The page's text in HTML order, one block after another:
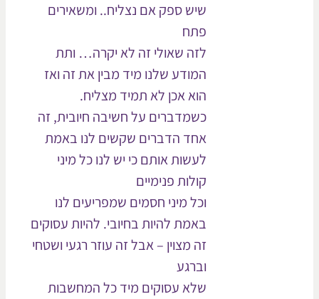
שיש ספק אם נצליח.. ומשאירים
לזה שאולי זה לא יקרה… ותת
המודע שלנו מיד מבין את זה ואז
הוא אכן לא תמיד מצליח.
כשמדברים על חשיבה חיובית, זה
אחד הדברים שקשים לנו באמת
לעשות אותם כי יש לנו כל מיני
קולות פנימיים
וכל מיני חסמים שמפריעים לנו
באמת להיות בחיובי. להיות עסוקים
זה מצוין – אבל זה עוזר רגעי ושטחי
שלא עסוקים מיד כל המחשבות